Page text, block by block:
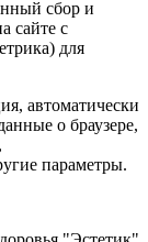
сбор и
сайте с
для
автоматически
о браузере,
параметры.